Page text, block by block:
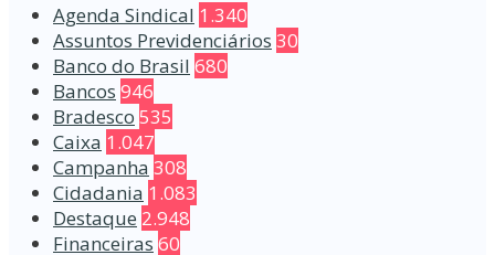
Agenda Sindical 1.340
Assuntos Previdenciários 30
Banco do Brasil 680
Bancos 946
Bradesco 535
Caixa 1.047
Campanha 308
Cidadania 1.083
Destaque 2.948
Financeiras 60